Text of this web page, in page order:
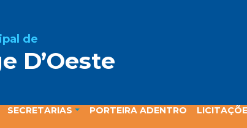
de
D’Oeste
SECRETARIAS PORTEIRA ADENTRO